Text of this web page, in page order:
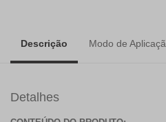
Descrição Modo de
Detalhes